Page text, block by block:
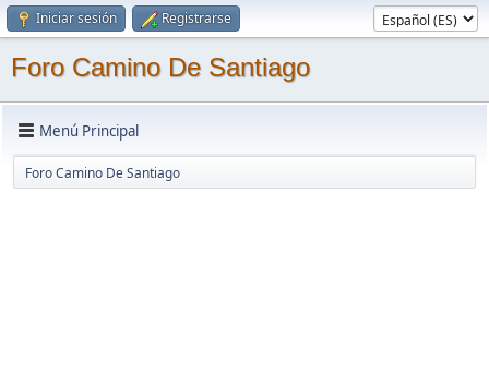
Iniciar sesión Registrarse
Foro Camino De Santiago
Menú Principal
Foro Camino De Santiago